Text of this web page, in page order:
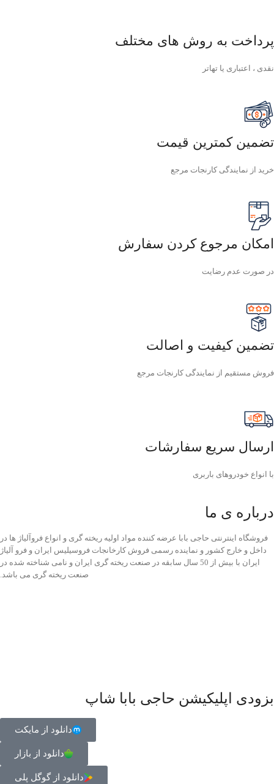
پرداخت به روش های مختلف
نقدی ، اعتباری یا تهاتر
تضمین کمترین قیمت
خرید از نمایندگی کارنجات مرجع
امکان مرجوع کردن سفارش
در صورت عدم رضایت
تضمین کیفیت و اصالت
فروش مستقیم از نمایندگی کارنجات مرجع
ارسال سریع سفارشات
با انواع خودروهای باربری
درباره ی ما
فروشگاه اینترنتی حاجی بابا عرضه کننده مواد اولیه ریخته گری و انواع فروآلیاژ ها در
داخل و خارج کشور و نماینده رسمی فروش کارخانجات فروسیلیس ایران و فرو آلیاژ
ایران با بیش از 50 سال سابقه در صنعت ریخته گری ایران و نامی شناخته شده در
صنعت ریخته گری می باشد.
بزودی اپلیکیشن حاجی بابا شاپ
دانلود از مایکت
دانلود از بازار
دانلود از گوگل پلی